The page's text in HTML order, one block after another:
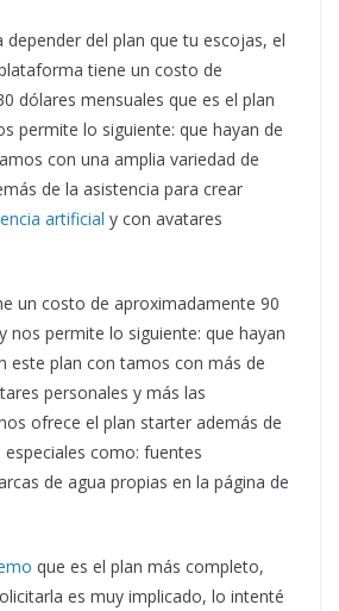
del plan que tu escojas, el
tiene un costo de
dólares mensuales que es el plan
permite lo siguiente: que hayan de
con una amplia variedad de
de la asistencia para crear
artificial y con avatares
un costo de aproximadamente 90
nos permite lo siguiente: que hayan
este plan con tamos con más de
personales y más las
ofrece el plan starter además de
como: fuentes
de agua propias en la página de
que es el plan más completo,
es muy implicado, lo intenté